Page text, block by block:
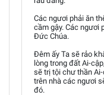
Các ngươi phải ăn
cầm gậy. Các ngươi
Đức Chúa.
Đêm ấy Ta sẽ rảo
lòng trong đất Ai-
sẽ trị tội chư thần
trên nhà các ngươi
đó.